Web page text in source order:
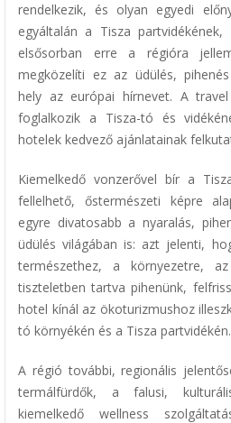
rendelkezik, és olyan egyedi
egyáltalán a Tisza partvidékének,
elsősorban erre a régióra
megközelíti ez az üdülés,
hely az európai hírnevet. A
foglalkozik a Tisza-tó és
hotelek kedvező ajánlatainak
Kiemelkedő vonzerővel bír a
fellelhető, őstermészeti képre
egyre divatosabb a nyaralás,
üdülés világában is: azt jelenti,
természethez, a környezetre,
tiszteletben tartva pihenünk,
hotel kínál az ökoturizmushoz
tó környékén és a Tisza partvidékén.
A régió további, regionális
termálfürdők, a falusi,
kiemelkedő wellness